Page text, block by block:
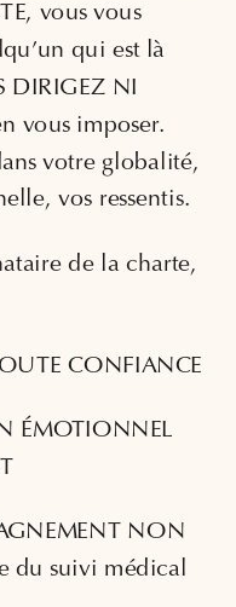
vous vous
qui est là
DIRIGEZ NI
vous imposer.
votre globalité,
vos ressentis.
de la charte,
CONFIANCE
ÉMOTIONNEL
NON
du suivi médical